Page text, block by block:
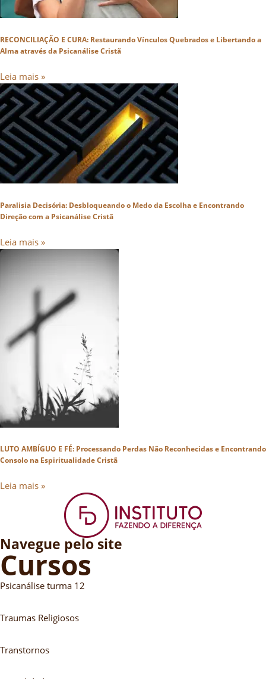
RECONCILIAÇÃO E CURA: Restaurando Vínculos Quebrados e Libertando a
Alma através da Psicanálise Cristã
Leia mais »
Paralisia Decisória: Desbloqueando o Medo da Escolha e Encontrando
Direção com a Psicanálise Cristã
Leia mais »
LUTO AMBÍGUO E FÉ: Processando Perdas Não Reconhecidas e Encontrando
Consolo na Espiritualidade Cristã
Leia mais »
Navegue pelo site
Cursos
Psicanálise turma 12
Traumas Religiosos
Transtornos